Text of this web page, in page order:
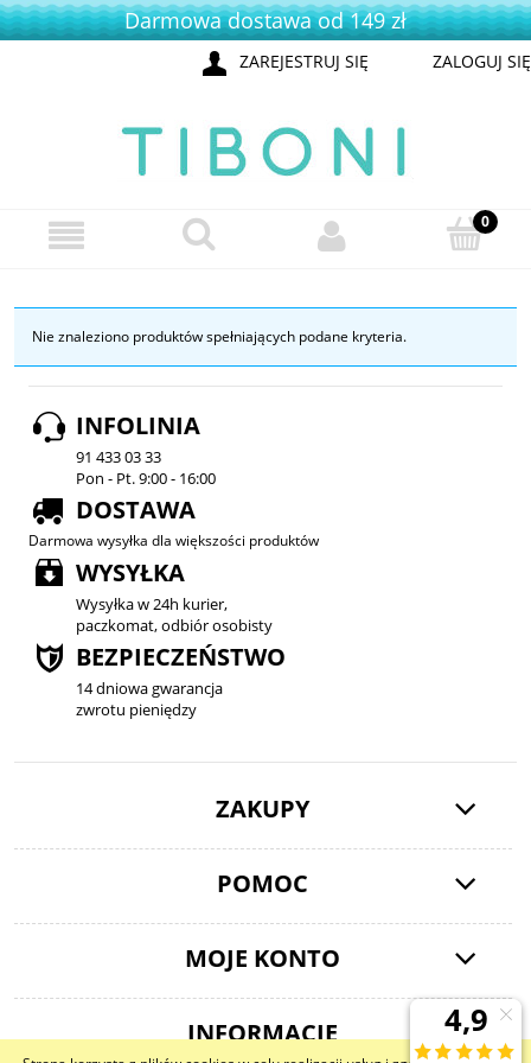
Darmowa dostawa od 149 zł
ZAREJESTRUJ SIĘ ZALOGUJ SIĘ
Nie znaleziono produktów spełniających podane kryteria.
INFOLINIA
91 433 03 33
Pon - Pt. 9:00 - 16:00
DOSTAWA
Darmowa wysyłka dla większości produktów
WYSYŁKA
Wysyłka w 24h kurier,
paczkomat, odbiór osobisty
BEZPIECZEŃSTWO
14 dniowa gwarancja
zwrotu pieniędzy
ZAKUPY
POMOC
MOJE KONTO
INFORMACJE